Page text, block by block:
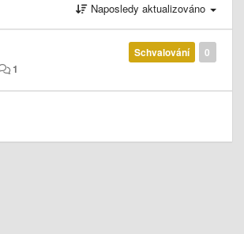
Naposledy aktualizováno
0
Schvalování
1